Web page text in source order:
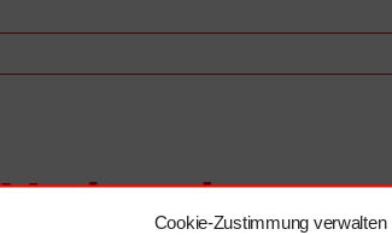
Cookie-Zustimmung verwalten